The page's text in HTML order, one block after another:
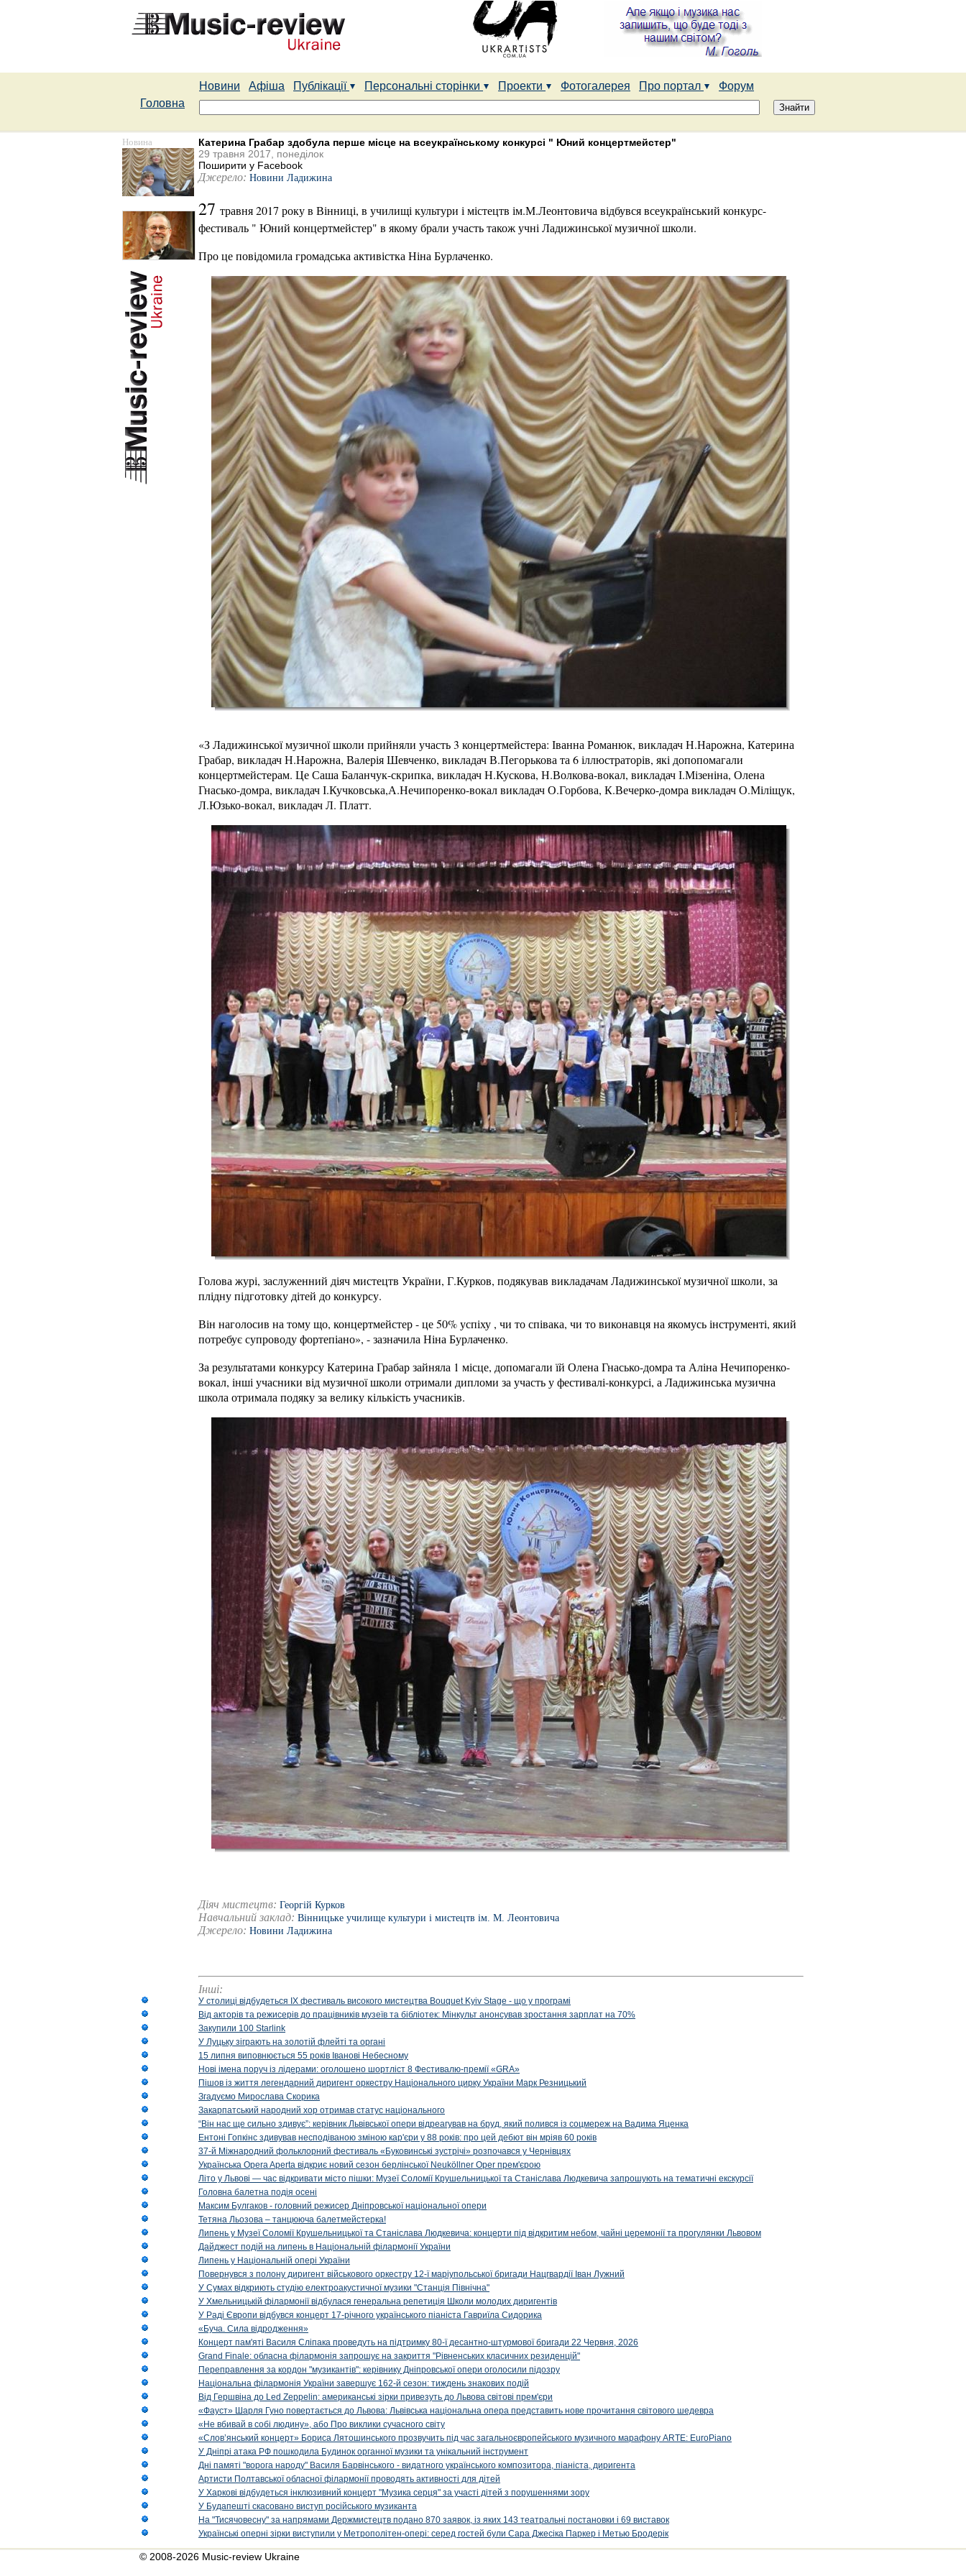
Новини Афіша Публікації Персональні сторінки Проекти Фотогалерея Про портал
Форум
Головна
Новина
Катерина Грабар здобула перше місце на всеукраїнському конкурсі " Юний концертмейстер"
29 травня 2017, понеділок
Поширити у Facebook
Джерело: Новини Ладижина
27 травня 2017 року в Вінниці, в училищі культури і містецтв ім.М.Леонтовича відбувся всеукраїнський конкурс-
фестиваль " Юний концертмейстер" в якому брали участь також учні Ладижинської музичної школи.
Про це повідомила громадська активістка Ніна Бурлаченко.
«З Ладижинської музичної школи прийняли участь 3 концертмейстера: Іванна Романюк, викладач Н.Нарожна, Катерина
Грабар, викладач Н.Нарожна, Валерія Шевченко, викладач В.Пегорькова та 6 іллюстраторів, які допопомагали
концертмейстерам. Це Саша Баланчук-скрипка, викладач Н.Кускова, Н.Волкова-вокал, викладач І.Мізеніна, Олена
Гнасько-домра, викладач І.Кучковська,А.Нечипоренко-вокал викладач О.Горбова, К.Вечерко-домра викладач О.Міліщук,
Л.Юзько-вокал, викладач Л. Платт.
Голова журі, заслуженний діяч мистецтв України, Г.Курков, подякував викладачам Ладижинської музичної школи, за
плідну підготовку дітей до конкурсу.
Він наголосив на тому що, концертмейстер - це 50% успіху , чи то співака, чи то виконавця на якомусь інструменті, який
потребує супроводу фортепіано», - зазначила Ніна Бурлаченко.
За результатами конкурсу Катерина Грабар зайняла 1 місце, допомагали їй Олена Гнасько-домра та Аліна Нечипоренко-
вокал, інші учасники від музичної школи отримали дипломи за участь у фестивалі-конкурсі, а Ладижинська музична
школа отримала подяку за велику кількість учасників.
Діяч мистецтв: Георгій Курков
Навчальний заклад: Вінницьке училище культури і мистецтв ім. М. Леонтовича
Джерело: Новини Ладижина
Інші:
У столиці відбудеться IX фестиваль високого мистецтва Bouquet Kyiv Stage - що у програмі
Від акторів та режисерів до працівників музеїв та бібліотек: Мінкульт анонсував зростання зарплат на 70%
Закупили 100 Starlink
У Луцьку зіграють на золотій флейті та органі
15 липня виповнюється 55 років Іванові Небесному
Нові імена поруч із лідерами: оголошено шортліст 8 Фестивалю-премії «GRA»
Пішов із життя легендарний диригент оркестру Національного цирку України Марк Резницький
Згадуємо Мирослава Скорика
Закарпатський народний хор отримав статус національного
“Він нас ще сильно здивує”: керівник Львівської опери відреагував на бруд, який полився із соцмереж на Вадима Яценка
Ентоні Гопкінс здивував несподіваною зміною кар'єри у 88 років: про цей дебют він мріяв 60 років
37-й Міжнародний фольклорний фестиваль «Буковинські зустрічі» розпочався у Чернівцях
Українська Opera Aperta відкриє новий сезон берлінської Neuköllner Oper прем'єрою
Літо у Львові — час відкривати місто пішки: Музеї Соломії Крушельницької та Станіслава Людкевича запрошують на тематичні екскурсії
Головна балетна подія осені
Максим Булгаков - головний режисер Дніпровської національної опери
Тетяна Льозова – танцююча балетмейстерка!
Липень у Музеї Соломії Крушельницької та Станіслава Людкевича: концерти під відкритим небом, чайні церемонії та прогулянки Львовом
Дайджест подій на липень в Національній філармонії України
Липень у Національній опері України
Повернувся з полону диригент військового оркестру 12-ї маріупольської бригади Нацгвардії Іван Лужний
У Сумах відкриють студію електроакустичної музики "Станція Північна"
У Хмельницькій філармонії відбулася генеральна репетиція Школи молодих диригентів
У Раді Європи відбувся концерт 17-річного українського піаніста Гавриїла Сидорика
«Буча. Сила відродження»
Концерт пам'яті Василя Сліпака проведуть на підтримку 80-ї десантно-штурмової бригади 22 Червня, 2026
Grand Finale: обласна філармонія запрошує на закриття "Рівненських класичних резиденцій"
Переправлення за кордон "музикантів": керівнику Дніпровської опери оголосили підозру
Національна філармонія України завершує 162-й сезон: тиждень знакових подій
Від Гершвіна до Led Zeppelin: американські зірки привезуть до Львова світові прем'єри
«Фауст» Шарля Гуно повертається до Львова: Львівська національна опера представить нове прочитання світового шедевра
«Не вбивай в собі людину», або Про виклики сучасного світу
«Слов’янський концерт» Бориса Лятошинського прозвучить під час загальноєвропейського музичного марафону ARTE: EuroPiano
У Дніпрі атака РФ пошкодила Будинок органної музики та унікальний інструмент
Дні памяті "ворога народу" Василя Барвінського - видатного українського композитора, піаніста, диригента
Артисти Полтавської обласної філармонії проводять активності для дітей
У Харкові відбудеться інклюзивний концерт "Музика серця" за участі дітей з порушеннями зору
У Будапешті скасовано виступ російського музиканта
На "Тисячовесну" за напрямами Держмистецтв подано 870 заявок, із яких 143 театральні постановки і 69 виставок
Українські оперні зірки виступили у Метрополітен-опері: серед гостей були Сара Джесіка Паркер і Метью Бродерік
© 2008-2026 Music-review Ukraine